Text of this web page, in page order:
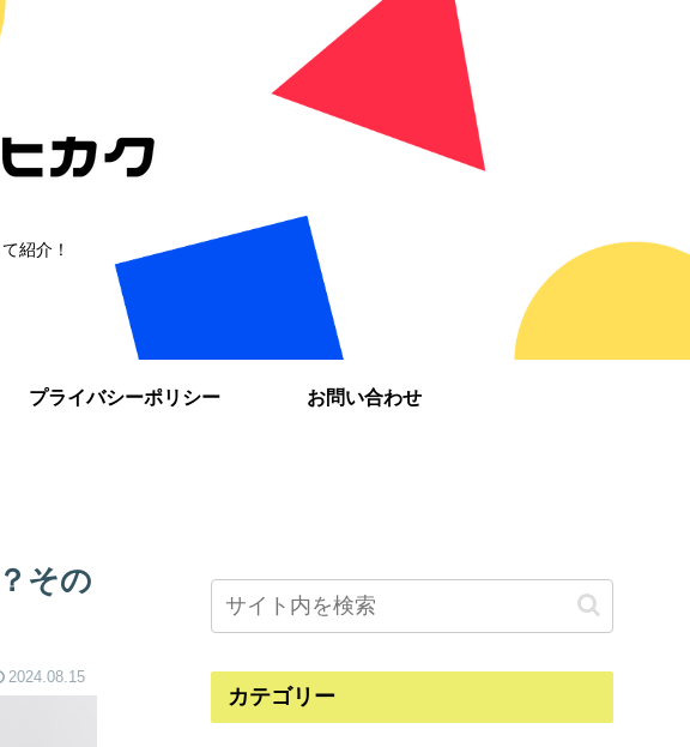
紹介！
プライバシーポリシー お問い合わせ
その
2024.08.15
カテゴリー